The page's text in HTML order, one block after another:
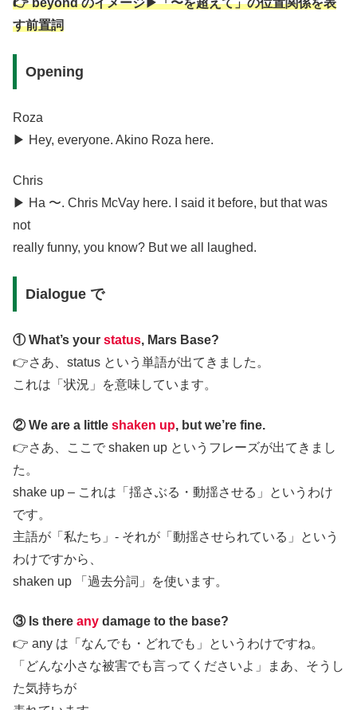
す前置詞
Opening
Roza
▶︎ Hey, everyone. Akino Roza here.
Chris
▶︎ Ha 〜. Chris McVay here. I said it before, but that was
not
really funny, you know? But we all laughed.
Dialogue で
① What’s your status, Mars Base?
👉さあ、status という単語が出てきました。
これは「状況」を意味しています。
② We are a little shaken up, but we’re fine.
👉さあ、ここで shaken up というフレーズが出てきまし
た。
shake up – これは「揺さぶる・動揺させる」というわけ
です。
主語が「私たち」- それが「動揺させられている」という
わけですから、
shaken up 「過去分詞」を使います。
③ Is there any damage to the base?
👉 any は「なんでも・どれでも」というわけですね。
「どんな小さな被害でも言ってくださいよ」まあ、そうし
た気持ちが